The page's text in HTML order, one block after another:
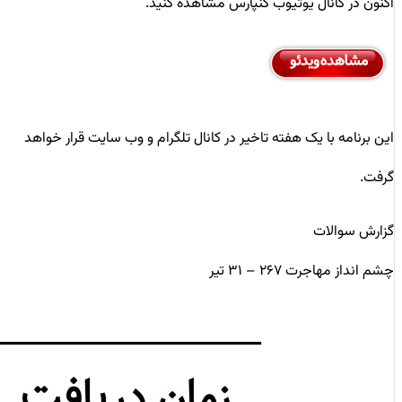
این برنامه با یک هفته تاخیر در کانال تلگرام و وب سایت قرار خواهد
گرفت.
گزارش سوالات
چشم انداز مهاجرت ۲۶۷ – ۳۱ تیر